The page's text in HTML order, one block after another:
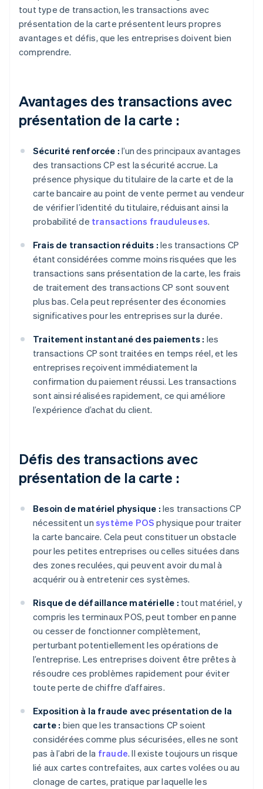
tout type de transaction, les transactions avec
présentation de la carte présentent leurs propres
avantages et défis, que les entreprises doivent bien
comprendre.
Avantages des transactions avec
présentation de la carte :
Sécurité renforcée : l’un des principaux avantages
des transactions CP est la sécurité accrue. La
présence physique du titulaire de la carte et de la
carte bancaire au point de vente permet au vendeur
de vérifier l’identité du titulaire, réduisant ainsi la
probabilité de transactions frauduleuses.
Frais de transaction réduits : les transactions CP
étant considérées comme moins risquées que les
transactions sans présentation de la carte, les frais
de traitement des transactions CP sont souvent
plus bas. Cela peut représenter des économies
significatives pour les entreprises sur la durée.
Traitement instantané des paiements : les
transactions CP sont traitées en temps réel, et les
entreprises reçoivent immédiatement la
confirmation du paiement réussi. Les transactions
sont ainsi réalisées rapidement, ce qui améliore
l’expérience d’achat du client.
Défis des transactions avec
présentation de la carte :
Besoin de matériel physique : les transactions CP
nécessitent un système POS physique pour traiter
la carte bancaire. Cela peut constituer un obstacle
pour les petites entreprises ou celles situées dans
des zones reculées, qui peuvent avoir du mal à
acquérir ou à entretenir ces systèmes.
Risque de défaillance matérielle : tout matériel, y
compris les terminaux POS, peut tomber en panne
ou cesser de fonctionner complètement,
perturbant potentiellement les opérations de
l’entreprise. Les entreprises doivent être prêtes à
résoudre ces problèmes rapidement pour éviter
toute perte de chiffre d’affaires.
Exposition à la fraude avec présentation de la
carte : bien que les transactions CP soient
considérées comme plus sécurisées, elles ne sont
pas à l’abri de la fraude. Il existe toujours un risque
lié aux cartes contrefaites, aux cartes volées ou au
clonage de cartes, pratique par laquelle les